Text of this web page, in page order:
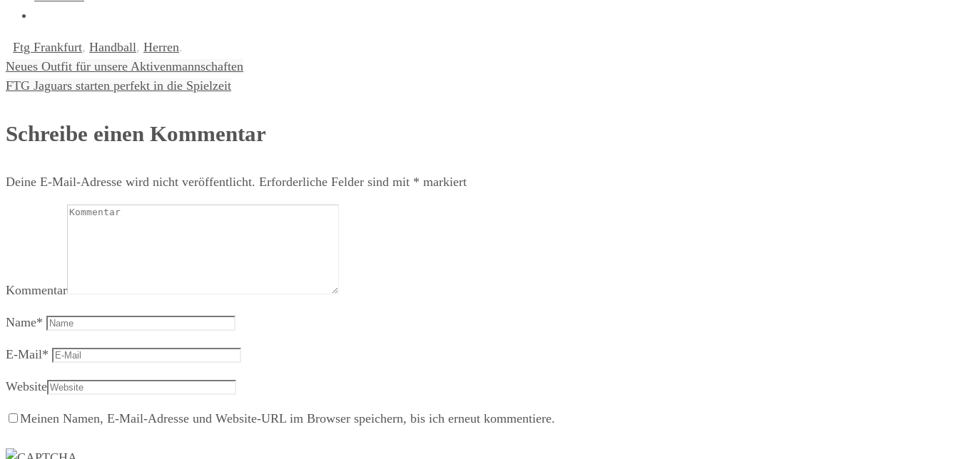
Ftg Frankfurt, Handball, Herren.
Neues Outfit für unsere Aktivenmannschaften
FTG Jaguars starten perfekt in die Spielzeit
Schreibe einen Kommentar
Deine E-Mail-Adresse wird nicht veröffentlicht. Erforderliche Felder sind mit * markiert
Kommentar
Name*
E-Mail*
Website
Meinen Namen, E-Mail-Adresse und Website-URL im Browser speichern, bis ich erneut kommentiere.